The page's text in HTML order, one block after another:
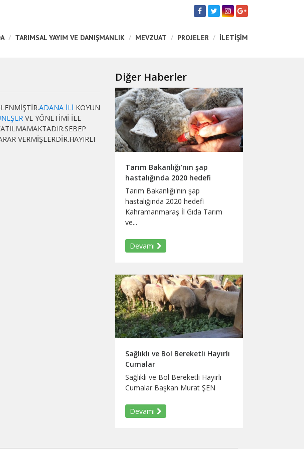
TARIMSAL YAYIM VE DANIŞMANLIK MEVZUAT PROJELER İLETİŞİM
ADANA İLİ KOYUN
VE YÖNETİMİ İLE
VERMİŞLERDİR.HAYIRLI
Diğer Haberler
Tarım Bakanlığı'nın şap
hastalığında 2020 hedefi
Tarım Bakanlığı'nın şap
hastalığında 2020 hedefi
Kahramanmaraş İl Gıda Tarım
ve...
Devamı
Sağlıklı ve Bol Bereketli Hayırlı
Cumalar
Sağlıklı ve Bol Bereketli Hayırlı
Cumalar Başkan Murat ŞEN
Devamı